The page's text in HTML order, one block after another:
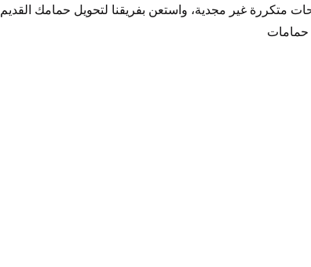
متكررة غير مجدية، واستعن بفريقنا لتحويل حمامك القديم